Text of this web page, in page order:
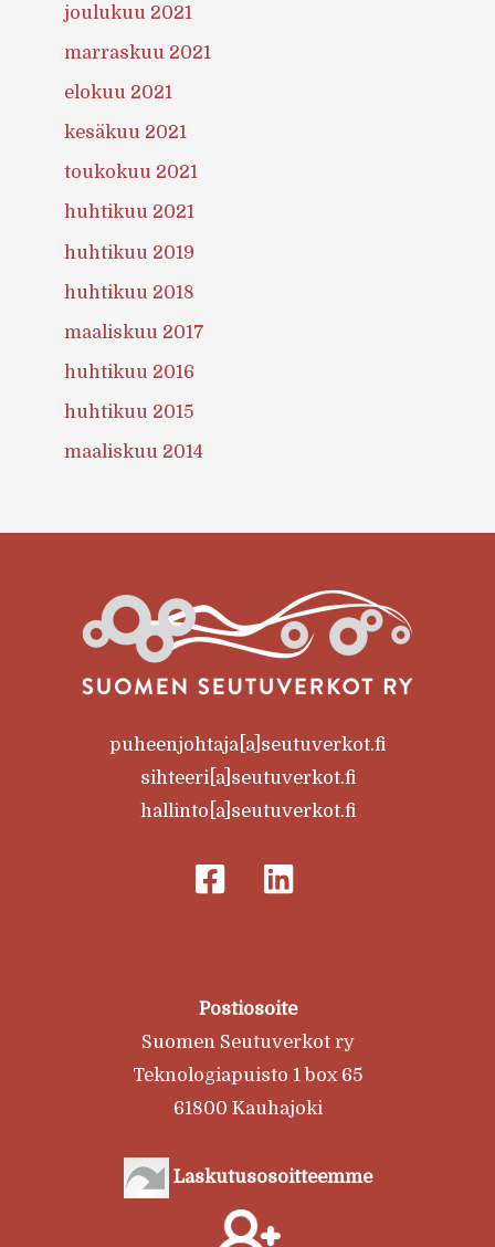
joulukuu 2021
marraskuu 2021
elokuu 2021
kesäkuu 2021
toukokuu 2021
huhtikuu 2021
huhtikuu 2019
huhtikuu 2018
maaliskuu 2017
huhtikuu 2016
huhtikuu 2015
maaliskuu 2014
puheenjohtaja[a]seutuverkot.fi
sihteeri[a]seutuverkot.fi
hallinto[a]seutuverkot.fi
Postiosoite
Suomen Seutuverkot ry
Teknologiapuisto 1 box 65
61800 Kauhajoki
Laskutusosoitteemme